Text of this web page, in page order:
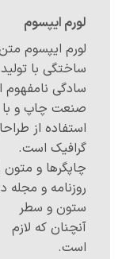
لورم ایپسوم
لورم ایپسوم متن
ساختگی با تولید
سادگی نامفهوم از
صنعت چاپ و با
استفاده از طراحان
گرافیک است.
چاپگرها و متون بلکه
روزنامه و مجله در
ستون و سطر
آنچنان که لازم
است.